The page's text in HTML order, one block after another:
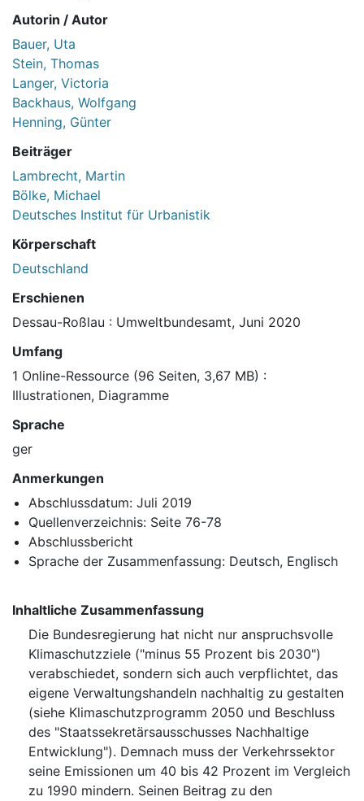
Autorin / Autor
Bauer, Uta
Stein, Thomas
Langer, Victoria
Backhaus, Wolfgang
Henning, Günter
Beiträger
Lambrecht, Martin
Bölke, Michael
Deutsches Institut für Urbanistik
Körperschaft
Deutschland
Erschienen
Dessau-Roßlau : Umweltbundesamt, Juni 2020
Umfang
1 Online-Ressource (96 Seiten, 3,67 MB) :
Illustrationen, Diagramme
Sprache
ger
Anmerkungen
Abschlussdatum: Juli 2019
Quellenverzeichnis: Seite 76-78
Abschlussbericht
Sprache der Zusammenfassung: Deutsch, Englisch
Inhaltliche Zusammenfassung
Die Bundesregierung hat nicht nur anspruchsvolle
Klimaschutzziele ("minus 55 Prozent bis 2030")
verabschiedet, sondern sich auch verpflichtet, das
eigene Verwaltungshandeln nachhaltig zu gestalten
(siehe Klimaschutzprogramm 2050 und Beschluss
des "Staatssekretärsausschusses Nachhaltige
Entwicklung"). Demnach muss der Verkehrssektor
seine Emissionen um 40 bis 42 Prozent im Vergleich
zu 1990 mindern. Seinen Beitrag zu den